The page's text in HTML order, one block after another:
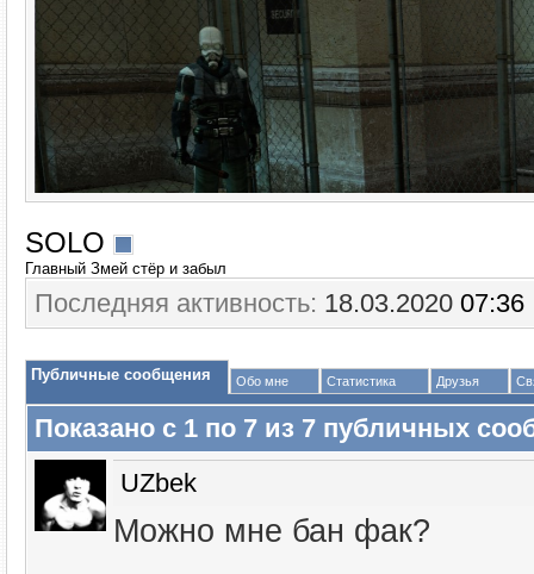
SOLO
Главный Змей стёр и забыл
Последняя активность: 18.03.2020 07:36
Публичные сообщения Обо мне Статистика Друзья
Показано с 1 по 7 из 7 публичных
UZbek
Можно мне бан фак?